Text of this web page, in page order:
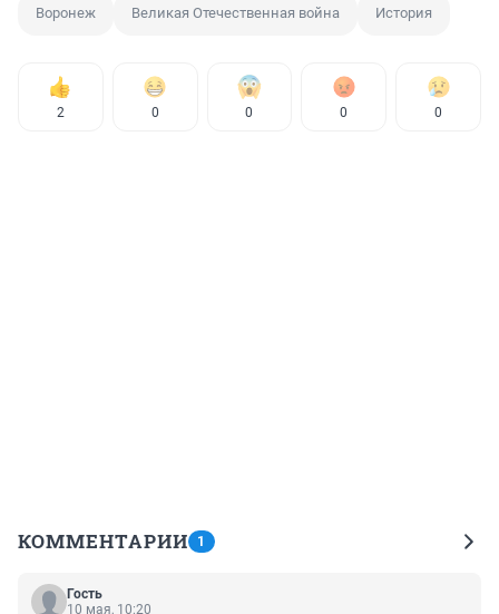
Воронеж Великая Отечественная война История
2 0 0 0 0
КОММЕНТАРИИ 1
Гость
10 мая, 10:20